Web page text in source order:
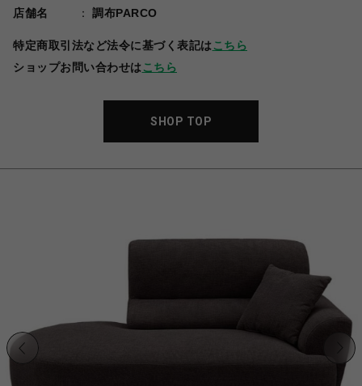
店舗名
調布PARCO
特定商取引法など法令に基づく表記はこちら
ショップお問い合わせはこちら
SHOP TOP